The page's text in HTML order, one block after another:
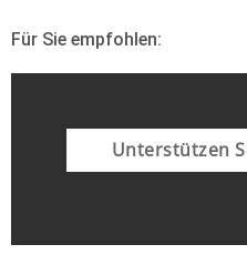
Für Sie empfohlen:
Unterstützen